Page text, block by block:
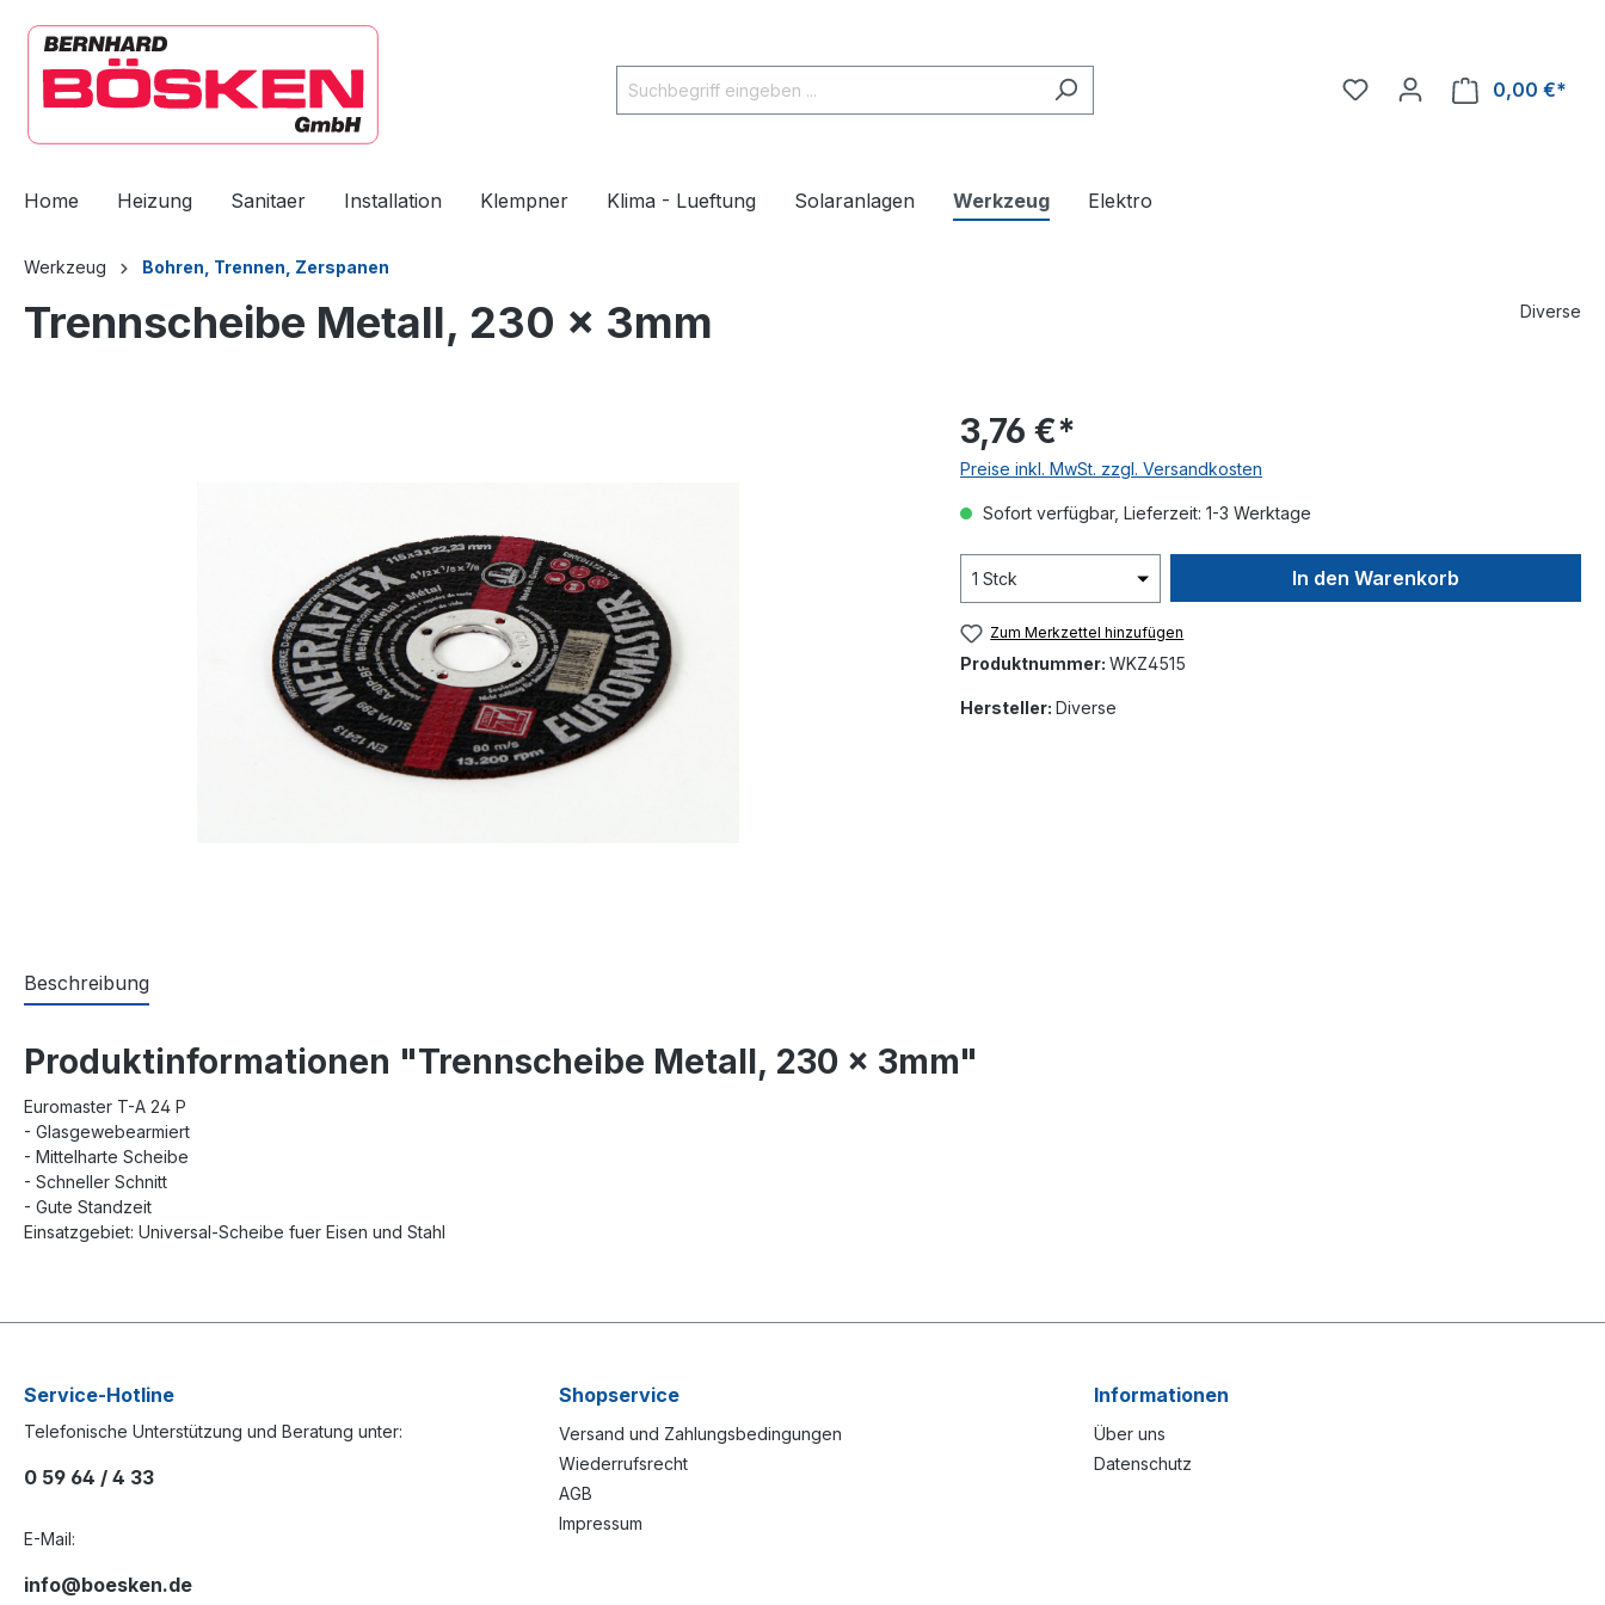
Zur Hauptnavigation springen
0,00 €*
Home Heizung Sanitaer Installation Klempner Klima - Lueftung Solaranlagen Werkzeug Elektro
Werkzeug Bohren, Trennen, Zerspanen
Trennscheibe Metall, 230 x 3mm Diverse
3,76 €*
Preise inkl. MwSt. zzgl. Versandkosten
Sofort verfügbar, Lieferzeit: 1-3 Werktage
In den Warenkorb
Zum Merkzettel hinzufügen
Produktnummer: WKZ4515
Hersteller: Diverse
Beschreibung
Produktinformationen "Trennscheibe Metall, 230 x 3mm"
Euromaster T-A 24 P
- Glasgewebearmiert
- Mittelharte Scheibe
- Schneller Schnitt
- Gute Standzeit
Einsatzgebiet: Universal-Scheibe fuer Eisen und Stahl
Service-Hotline
Telefonische Unterstützung und Beratung unter:
0 59 64 / 4 33
E-Mail:
info@boesken.de
Shopservice
Versand und Zahlungsbedingungen
Wiederrufsrecht
AGB
Impressum
Informationen
Über uns
Datenschutz